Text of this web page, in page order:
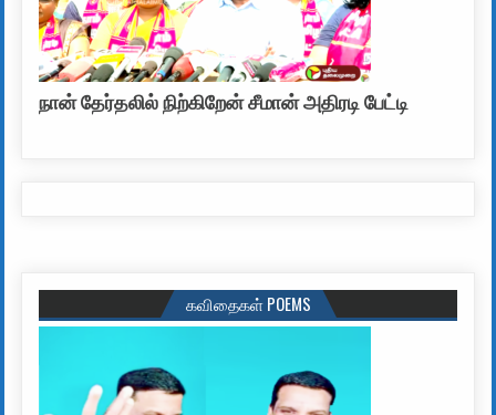
நான் தேர்தலில் நிற்கிறேன் சீமான் அதிரடி பேட்டி
கவிதைகள் POEMS